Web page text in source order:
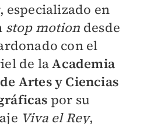
especializado en
stop motion desde
con el
de laAcademia
Artes y Ciencias
por su
Viva el Rey,